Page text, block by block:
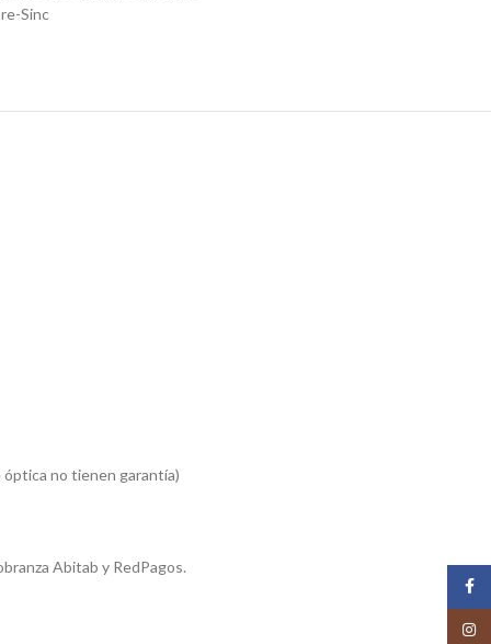
Sinc
no tienen garantía)
Abitab y RedPagos.